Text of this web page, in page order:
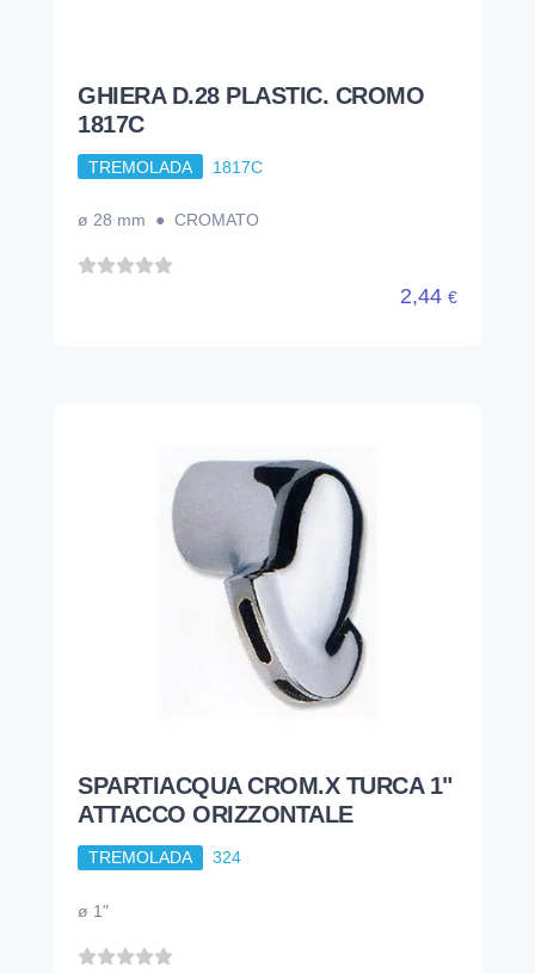
GHIERA D.28 PLASTIC. CROMO
1817C
TREMOLADA 1817C
ø 28 mm ● CROMATO
2,44 €
SPARTIACQUA CROM.X TURCA 1"
ATTACCO ORIZZONTALE
TREMOLADA 324
ø 1"